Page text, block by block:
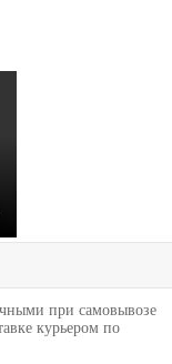
при самовывозе
курьером по